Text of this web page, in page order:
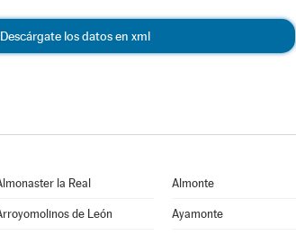
Descárgate los datos en xml
la Real Almonte
de León Ayamonte